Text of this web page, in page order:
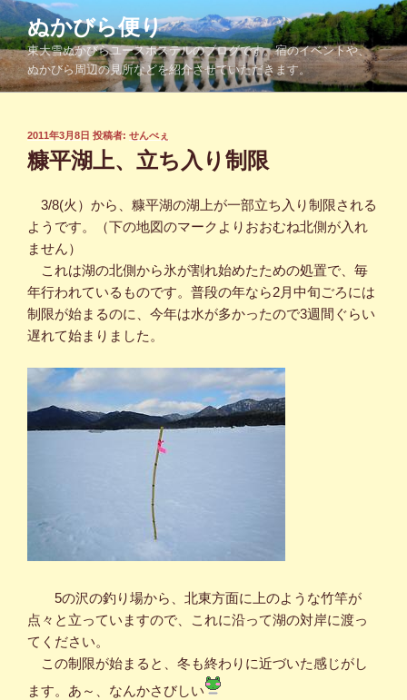
コ
ン
テ
ン
ツ
ぬかびら便り
東大雪ぬかびらユースホステルのブログです。宿のイベントや、
ぬかびら周辺の見所などを紹介させていただきます。
投
稿
日:
2011年3月8日 投稿者: せんべぇ
糠平湖上、立ち入り制限
3/8(火）から、糠平湖の湖上が一部立ち入り制限される
ようです。（下の地図のマークよりおおむね北側が入れ
ません）
これは湖の北側から氷が割れ始めたための処置で、毎
年行われているものです。普段の年なら2月中旬ごろには
制限が始まるのに、今年は水が多かったので3週間ぐらい
遅れて始まりました。
5の沢の釣り場から、北東方面に上のような竹竿が
点々と立っていますので、これに沿って湖の対岸に渡っ
てください。
この制限が始まると、冬も終わりに近づいた感じがし
ます。あ～、なんかさびしい